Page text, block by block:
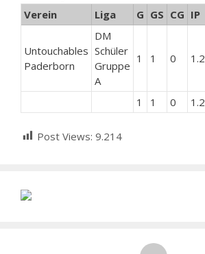
Verein
Liga G GS CG IP
Untouchables
Paderborn
DM
Schüler
Gruppe
A
1 1 0 1.2
1 1 0 1.2
Post Views: 9.214